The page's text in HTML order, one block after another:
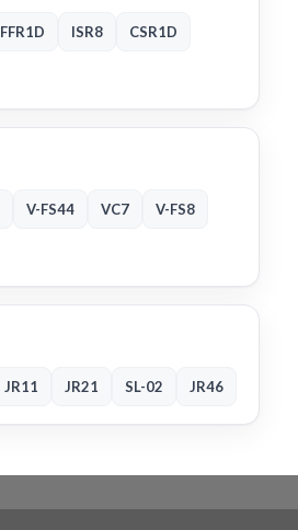
FFR1D ISR8 CSR1D
V-FS44 VC7 V-FS8
JR11 JR21 SL-02 JR46